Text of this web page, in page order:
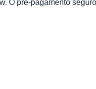
O pré-pagamento